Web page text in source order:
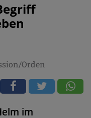
Orden
im